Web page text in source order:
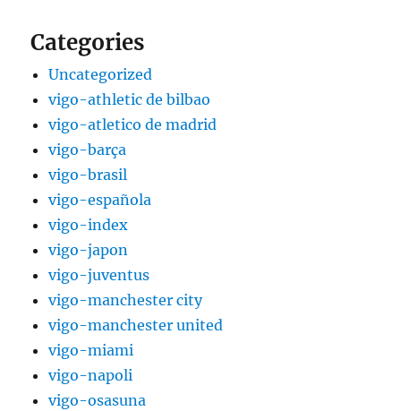
Categories
Uncategorized
vigo-athletic de bilbao
vigo-atletico de madrid
vigo-barça
vigo-brasil
vigo-española
vigo-index
vigo-japon
vigo-juventus
vigo-manchester city
vigo-manchester united
vigo-miami
vigo-napoli
vigo-osasuna